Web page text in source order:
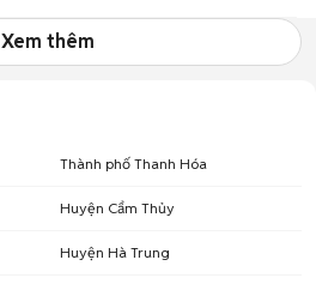
Xem thêm
Thành phố Thanh Hóa
Huyện Cẩm Thủy
Huyện Hà Trung